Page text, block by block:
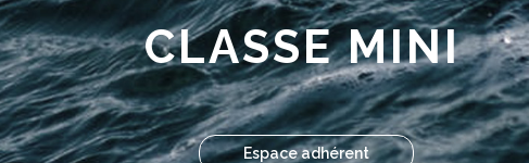
CLASSE MINI
Espace adhérent